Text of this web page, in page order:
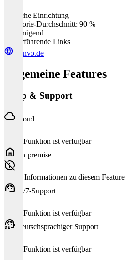
Einfache Einrichtung
Kategorie-Durchschnitt: 90 %
Ungenügend
Weiterführende Links
planvo.de
Allgemeine Features
Setup & Support
Cloud
Diese Funktion ist verfügbar
On-premise
Keine Informationen zu diesem Feature
24/7-Support
Diese Funktion ist verfügbar
Deutschsprachiger Support
Diese Funktion ist verfügbar